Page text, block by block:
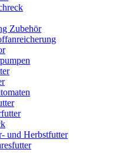
Zubehör
und Herbstfutter